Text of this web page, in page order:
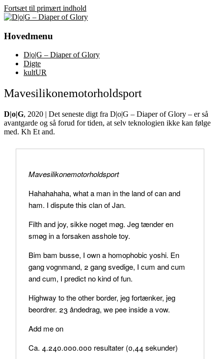
Fortsæt til primært indhold
D|o|G – Diaper of Glory
Hovedmenu
D|o|G – Diaper of Glory
Digte
kultUR
Mavesilikonemotorholdsport
D|o|G, 2020 | Det seneste digt fra D|o|G – Diaper of Glory – er så
avantgarde og så forud for tiden, at selv teknologien ikke kan følge
med. Kh Et and.
Mavesilikonemotorholdsport
Hahahahaha, what a man in the land of can and
ham. I dispute this clan of Jan.
Filth and joy, sikke noget møg. Jeg tænder en
smøg in a forsaken asshole toy.
Bim bam busse, I own a homophobic yoshi. En
gang vognmand, 2 gang svedige, I cum and cum
and cum, I predict no kind of fun.
Highway to the other border, jeg fortænker, jeg
beordrer. 23 åndedrag, we pee inside a vow.
Add me on
Ca. 4.240.000.000 resultater (0,44 sekunder)